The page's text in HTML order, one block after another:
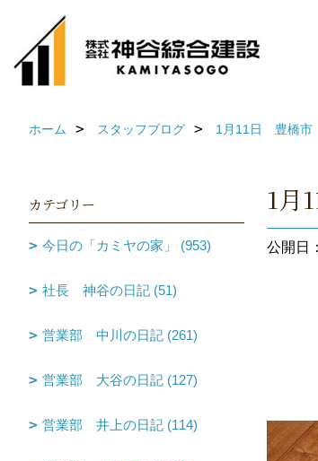
ホーム スタッフブログ 1月11日 豊橋
1
公開日
カテゴリー
今日の「カミヤの家」 (953)
社長 神谷の日記 (51)
営業部 中川の日記 (261)
営業部 大谷の日記 (127)
営業部 井上の日記 (114)